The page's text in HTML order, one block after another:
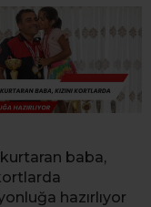
baba,
hazırlıyor